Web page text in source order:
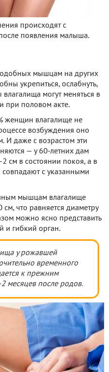
происходят с
появления малыша.
мышцам на других
укрепиться, ослабнуть,
могут меняться в
при половом акте.
женщин влагалище не
возбуждения оно
И даже с возрастом эти
— у 60-летних дам
см в состоянии покоя, а в
с указанными
мышцам влагалище
что равняется диаметру
можно ясно представить
и гибкий орган.
у рожавшей
временного
к прежним
месяцев после родов.